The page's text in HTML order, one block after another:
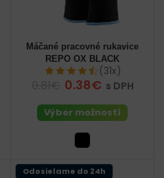
Máčané pracovné rukavice
REPO OX BLACK
(31x)
0.38€ s DPH
Výber možností
Odosielame do 24h